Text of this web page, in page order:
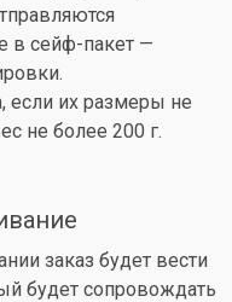
в сейф-пакет —
если их размеры не
не более 200 г.
заказ будет вести
будет сопровождать